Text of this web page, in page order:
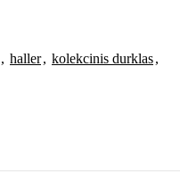
, haller, kolekcinis durklas,